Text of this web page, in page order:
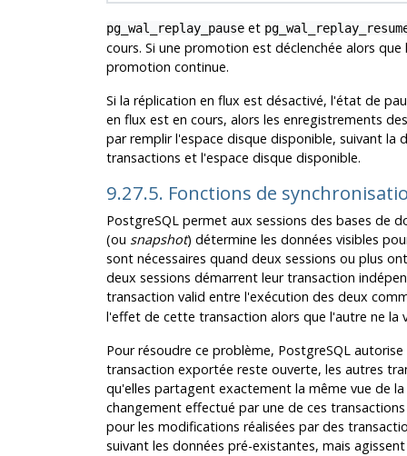
pg_wal_replay_pauseet
cours. Si une promotion est déclenchée alors
promotion continue.
Si la réplication en flux est désactivé, l'état de
en flux est en cours, alors les enregistrements
par remplir l'espace disque disponible, suivant
transactions et l'espace disque disponible.
9.27.5. Fonctions de
PostgreSQLpermet aux sessions des bases de
(ou snapshot) détermine les données visibles
sont nécessaires quand deux sessions ou plus
deux sessions démarrent leur transaction
transaction valid entre l'exécution des deux
l'effet de cette transaction alors que l'autre ne la
Pour résoudre ce problème, PostgreSQLautorise
transaction exportée reste ouverte, les autres
qu'elles partagent exactement la même vue de
changement effectué par une de ces
pour les modifications réalisées par des
suivant les données pré-existantes, mais